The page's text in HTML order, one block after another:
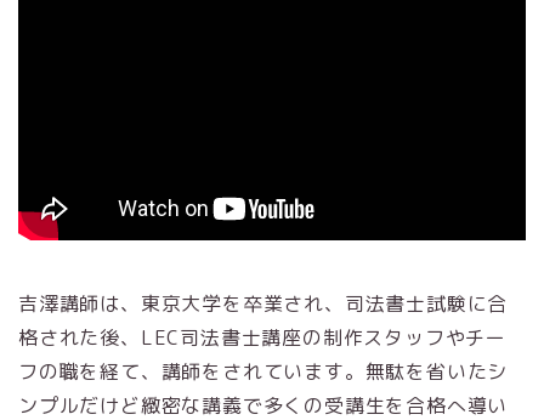
吉澤講師は、東京大学を卒業され、司法書士試験に合
格された後、LEC司法書士講座の制作スタッフやチー
フの職を経て、講師をされています。無駄を省いたシ
ンプルだけど緻密な講義で多くの受講生を合格へ導い